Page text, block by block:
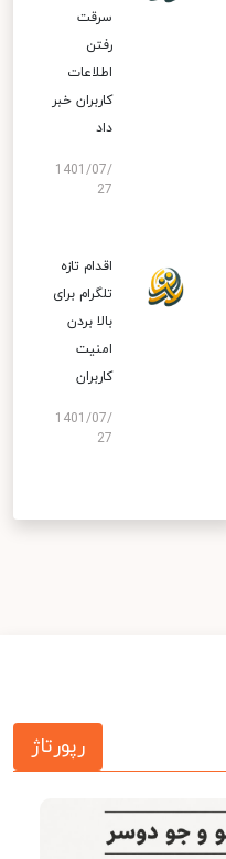
سرقت
رفتن
اطلاعات
کاربران خبر
داد
1401/07/
27
اقدام تازه
تلگرام برای
بالا بردن
امنیت
کاربران
1401/07/
27
رپورتاژ